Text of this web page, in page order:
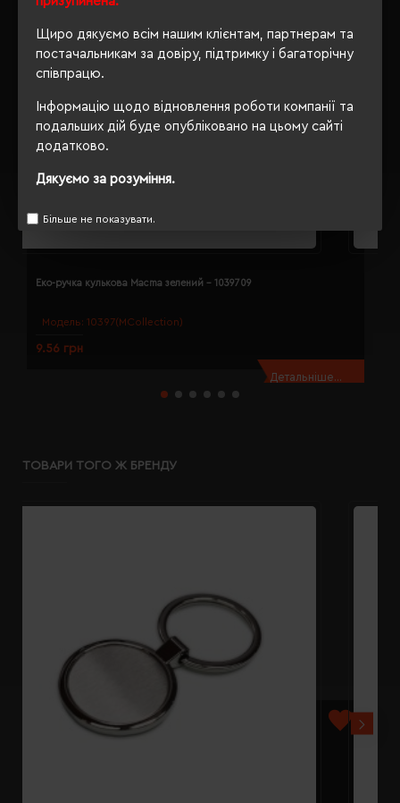
Щиро дякуємо всім нашим клієнтам, партнерам та
постачальникам за довіру, підтримку і багаторічну
співпрацю.
Інформацію щодо відновлення роботи компанії та
подальших дій буде опубліковано на цьому сайті
додатково.
Дякуємо за розуміння.
Більше не показувати.
Модель: 10397(MCollection)
Еко-ручка кулькова Macma зелений - 1039709
9.56 грн
Детальніше...
ТОВАРИ ТОГО Ж БРЕНДУ